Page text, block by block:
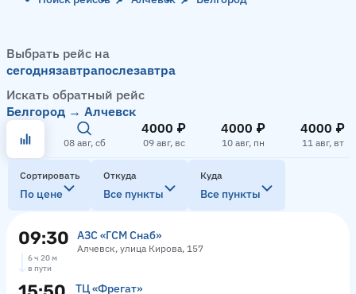
Выбрать рейс на
сегоднязавтрапослезавтра
Искать обратный рейс
Белгород → Алчевск
08 авг, сб
4000 ₽
09 авг, вс
4000 ₽
10 авг, пн
4000 ₽
11 авг, вт
Сортировать
По цене
Откуда
Все пункты
Куда
Все пункты
09:30 АЗС «ГСМ Снаб»
Алчевск, улица Кирова, 157
6 ч 20 м
в пути
ТЦ «Фрегат»